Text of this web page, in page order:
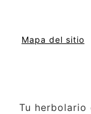
Mapa del sitio
Tu herbolario